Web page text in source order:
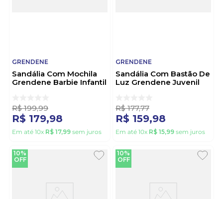
GRENDENE
Sandália Com Mochila
Grendene Barbie Infantil
R$ 199,99
R$ 179,98
Em até 10x R$ 17,99 sem juros
GRENDENE
Sandália Com Bastão De
Luz Grendene Juvenil
R$ 177,77
R$ 159,98
Em até 10x R$ 15,99 sem juros
10%
OFF
10%
OFF